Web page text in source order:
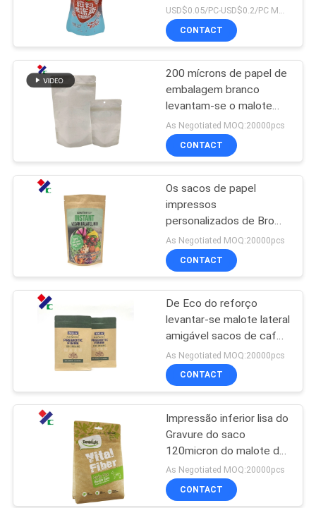
PRIVACY
POLICYLevante-se o malote
do zíper
83
Empacotamento do
malote da retorta
MALOTE DO PAPEL
DE EMBALAGEM
malotes do bico do OEM
personalizado
USD$0.05/PC-USD$0.2/PC MOQ:20,000pcs
CONTACT
200 mícrons de papel de
embalagem branco
levantam-se o malote
com a janela
biodegradável
As Negotiated MOQ:20000pcs
CONTACT
Os sacos de papel
impressos
personalizados de Brown
Kraft levantam-se
claramente os malotes
50 mícrons
As Negotiated MOQ:20000pcs
CONTACT
De Eco do reforço
levantar-se malote lateral
amigável sacos de café
feitos sob encomenda
de 200 gramas com
válvula
As Negotiated MOQ:20000pcs
CONTACT
Impressão inferior lisa do
Gravure do saco
120micron do malote do
papel de embalagem de
folha de alumínio
As Negotiated MOQ:20000pcs
CONTACT